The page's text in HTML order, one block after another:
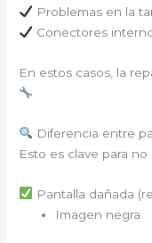
Problemas en la
Conectores
En estos casos, la
Diferencia entre
Esto es clave para
Pantalla dañada
Imagen negra